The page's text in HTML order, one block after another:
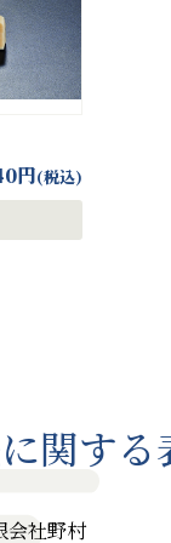
円(税込)
関する
会社野村